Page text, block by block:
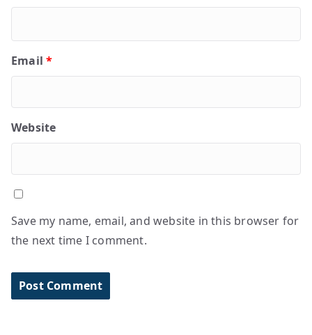
Email*
Website
Save my name, email, and website in this browser for
the next time I comment.